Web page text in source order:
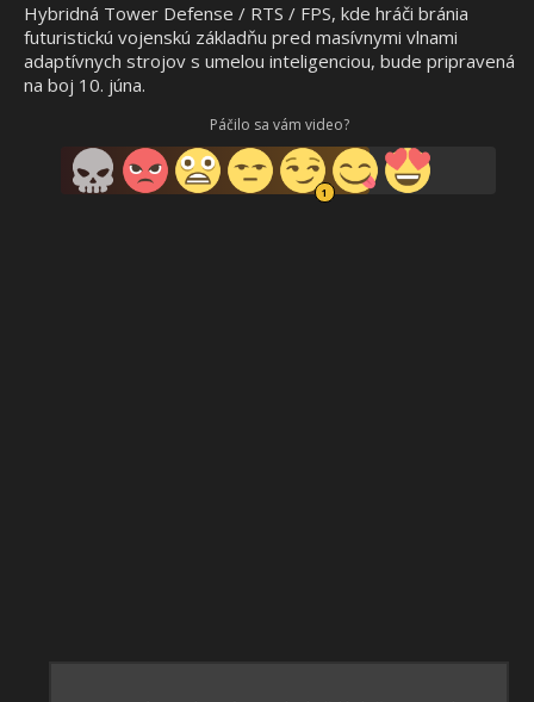
Hybridná Tower Defense / RTS / FPS, kde hráči bránia
futuristickú vojenskú základňu pred masívnymi vlnami
adaptívnych strojov s umelou inteligenciou, bude pripravená
na boj 10. júna.
Páčilo sa vám video?